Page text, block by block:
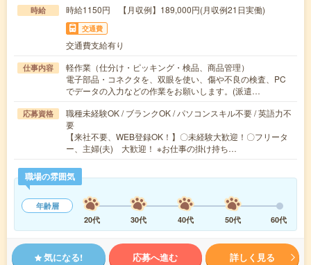
時給 時給1150円 【月収例】189,000円(月収例21日実働)
交通費
交通費支給有り
仕事内容
軽作業（仕分け・ピッキング・検品、商品管理）
電子部品・コネクタを、双眼を使い、傷や不良の検査、PC
でデータの入力などの作業をお願いします。(派遣…
応募資格
職種未経験OK / ブランクOK / パソコンスキル不要 / 英語力不
要
【来社不要、WEB登録OK！】〇未経験大歓迎！〇フリータ
ー、主婦(夫) 大歓迎！ ※お仕事の掛け持ち…
職場の雰囲気
年齢層
20代
30代 40代 50代 60代
気になる! 応募へ進む 詳しく見る